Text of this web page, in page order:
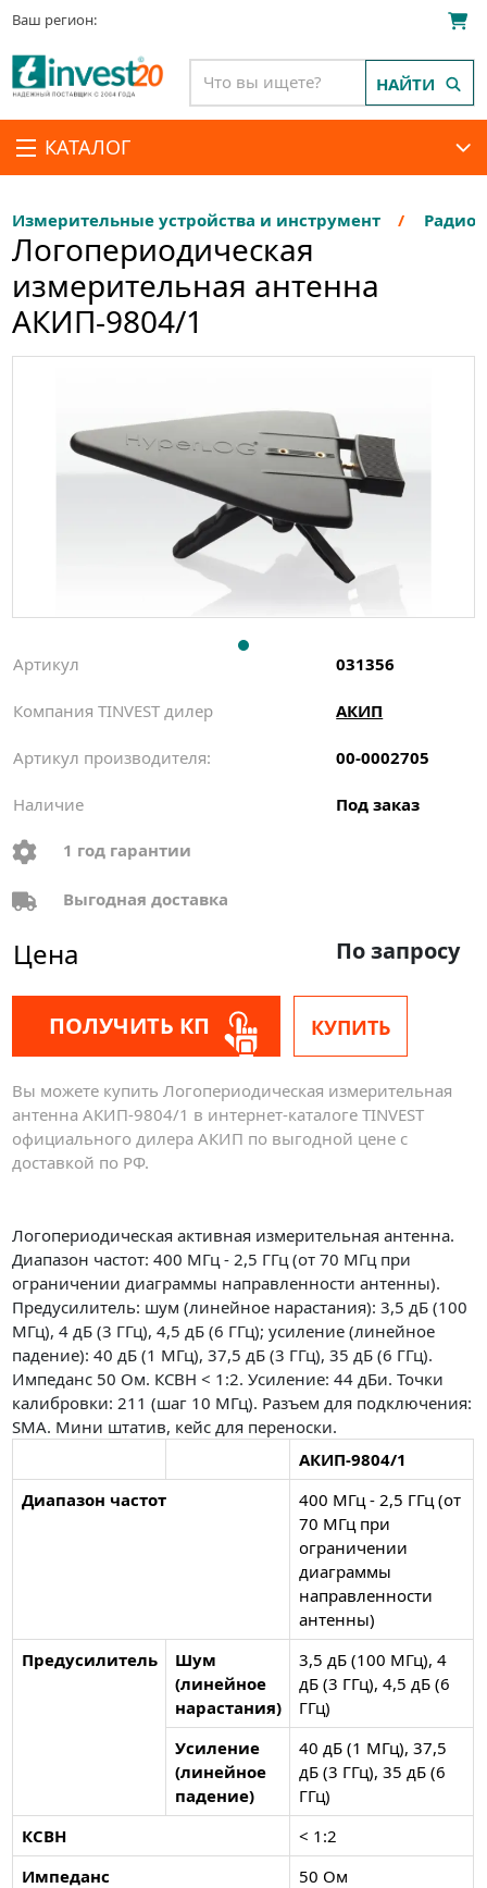
Ваш регион:
КАТАЛОГ
НАЙТИ
Измерительные устройства и инструмент
Логопериодическая
измерительная антенна
АКИП-9804/1
Артикул 031356
Компания TINVEST дилер АКИП
Артикул производителя: 00-0002705
Наличие Под заказ
1 год гарантии
Выгодная доставка
Цена По запросу
ПОЛУЧИТЬ КП КУПИТЬ
Вы можете купить Логопериодическая измерительная
антенна АКИП-9804/1 в интернет-каталоге TINVEST
официального дилера АКИП по выгодной цене с
доставкой по РФ.
Логопериодическая активная измерительная антенна.
Диапазон частот: 400 МГц - 2,5 ГГц (от 70 МГц при
ограничении диаграммы направленности антенны).
Предусилитель: шум (линейное нарастания): 3,5 дБ (100
МГц), 4 дБ (3 ГГц), 4,5 дБ (6 ГГц); усиление (линейное
падение): 40 дБ (1 МГц), 37,5 дБ (3 ГГц), 35 дБ (6 ГГц).
Импеданс 50 Ом. КСВН < 1:2. Усиление: 44 дБи. Точки
калибровки: 211 (шаг 10 МГц). Разъем для подключения:
SMA. Мини штатив, кейс для переноски.
АКИП-9804/1
Диапазон частот
400 МГц - 2,5 ГГц (от
70 МГц при
ограничении
диаграммы
направленности
антенны)
Предусилитель
Шум
(линейное
нарастания)
3,5 дБ (100 МГц), 4
дБ (3 ГГц), 4,5 дБ (6
ГГц)
Усиление
(линейное
падение)
40 дБ (1 МГц), 37,5
дБ (3 ГГц), 35 дБ (6
ГГц)
КСВН
< 1:2
Импеданс
50 Ом